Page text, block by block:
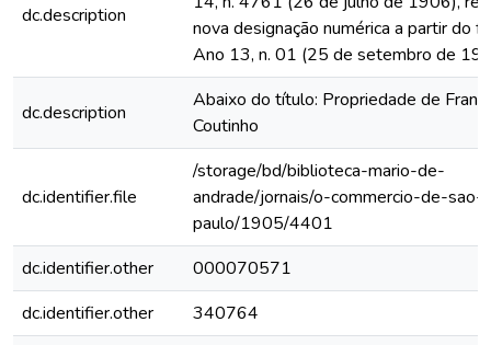
dc.description
nova designação numérica a partir do
Ano 13, n. 01 (25 de setembro de
dc.description
Abaixo do título: Propriedade de
Coutinho
dc.identifier.file
/storage/bd/biblioteca-mario-de-
andrade/jornais/o-commercio-de-sao-
paulo/1905/4401
dc.identifier.other
000070571
dc.identifier.other
340764